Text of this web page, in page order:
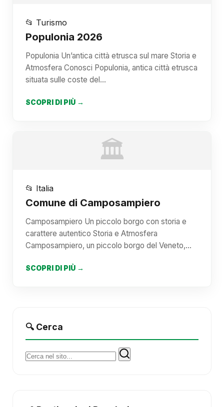
📂 Turismo
Populonia 2026
Populonia Un’antica città etrusca sul mare Storia e
Atmosfera Conosci Populonia, antica città etrusca
situata sulle coste del…
SCOPRI DI PIÙ →
🏛️
📂 Italia
Comune di Camposampiero
Camposampiero Un piccolo borgo con storia e
carattere autentico Storia e Atmosfera
Camposampiero, un piccolo borgo del Veneto,…
SCOPRI DI PIÙ →
🔍 Cerca
Cerca: